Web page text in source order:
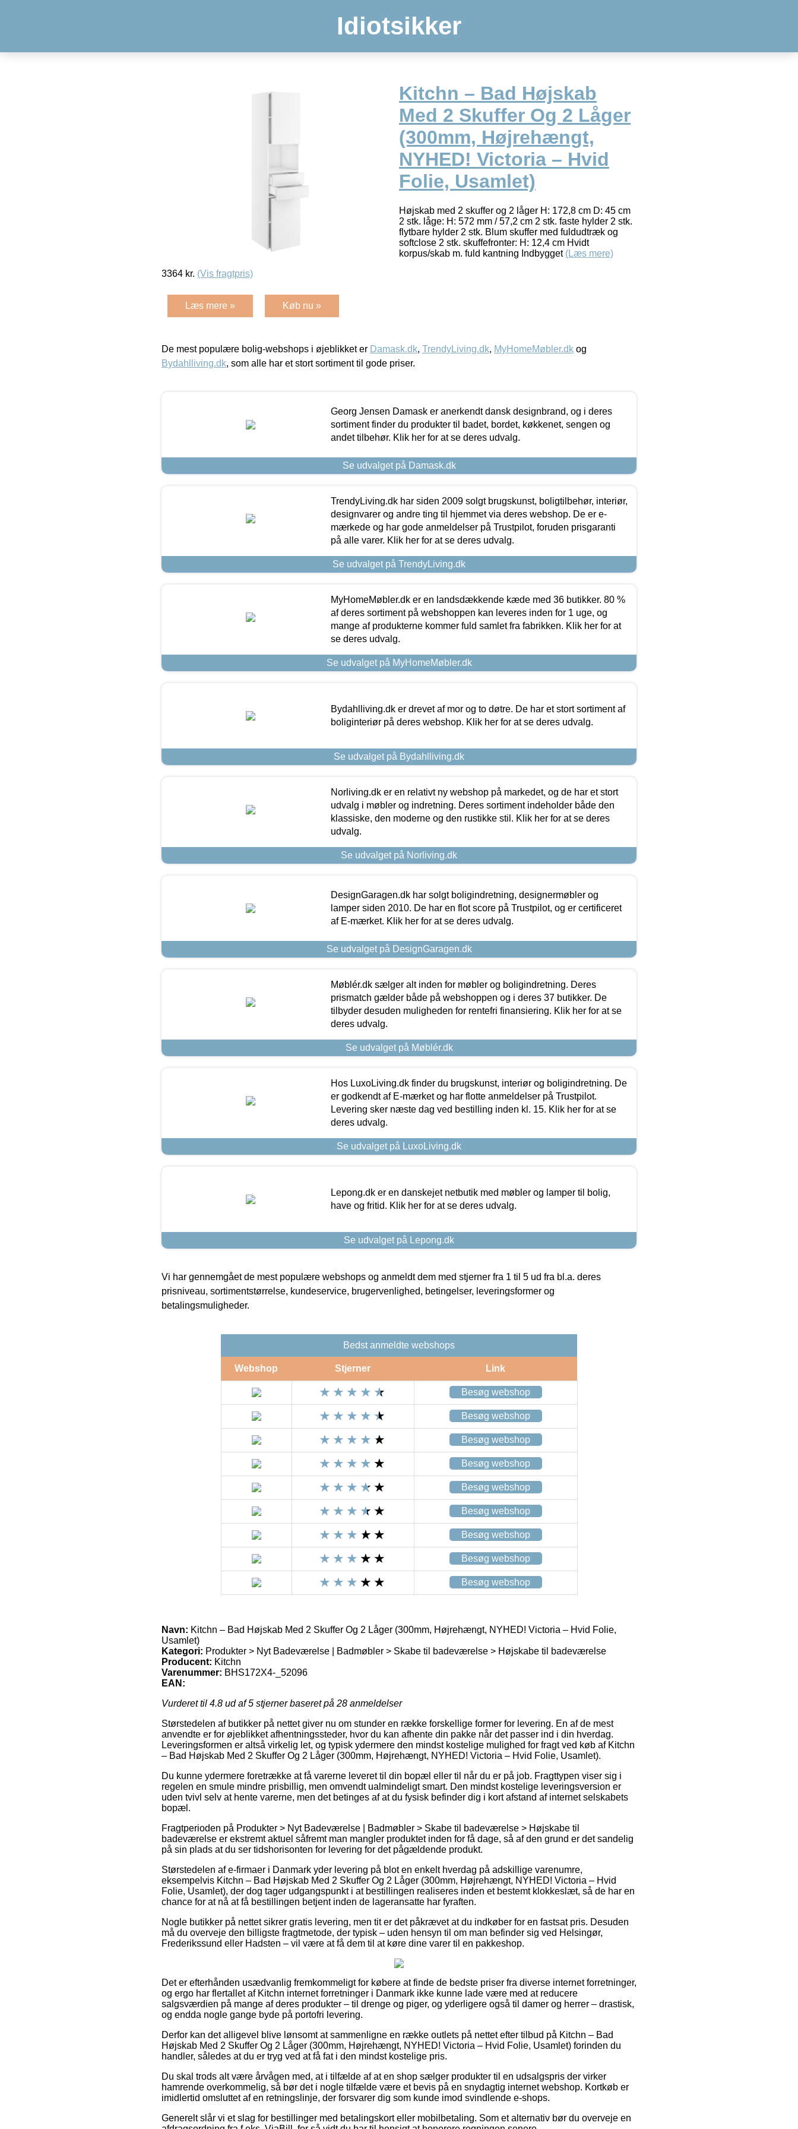
Idiotsikker
Kitchn – Bad Højskab
Med 2 Skuffer Og 2 Låger
(300mm, Højrehængt,
NYHED! Victoria – Hvid
Folie, Usamlet)
Højskab med 2 skuffer og 2 låger H: 172,8 cm D: 45 cm
2 stk. låge: H: 572 mm / 57,2 cm 2 stk. faste hylder 2 stk.
flytbare hylder 2 stk. Blum skuffer med fuldudtræk og
softclose 2 stk. skuffefronter: H: 12,4 cm Hvidt
korpus/skab m. fuld kantning Indbygget (Læs mere)
3364 kr. (Vis fragtpris)
Læs mere » Køb nu »
De mest populære bolig-webshops i øjeblikket er Damask.dk, TrendyLiving.dk, MyHomeMøbler.dk og
Bydahlliving.dk, som alle har et stort sortiment til gode priser.
Georg Jensen Damask er anerkendt dansk designbrand, og i deres
sortiment finder du produkter til badet, bordet, køkkenet, sengen og
andet tilbehør. Klik her for at se deres udvalg.
Se udvalget på Damask.dk
TrendyLiving.dk har siden 2009 solgt brugskunst, boligtilbehør, interiør,
designvarer og andre ting til hjemmet via deres webshop. De er e-
mærkede og har gode anmeldelser på Trustpilot, foruden prisgaranti
på alle varer. Klik her for at se deres udvalg.
Se udvalget på TrendyLiving.dk
MyHomeMøbler.dk er en landsdækkende kæde med 36 butikker. 80 %
af deres sortiment på webshoppen kan leveres inden for 1 uge, og
mange af produkterne kommer fuld samlet fra fabrikken. Klik her for at
se deres udvalg.
Se udvalget på MyHomeMøbler.dk
Bydahlliving.dk er drevet af mor og to døtre. De har et stort sortiment af
boliginteriør på deres webshop. Klik her for at se deres udvalg.
Se udvalget på Bydahlliving.dk
Norliving.dk er en relativt ny webshop på markedet, og de har et stort
udvalg i møbler og indretning. Deres sortiment indeholder både den
klassiske, den moderne og den rustikke stil. Klik her for at se deres
udvalg.
Se udvalget på Norliving.dk
DesignGaragen.dk har solgt boligindretning, designermøbler og
lamper siden 2010. De har en flot score på Trustpilot, og er certificeret
af E-mærket. Klik her for at se deres udvalg.
Se udvalget på DesignGaragen.dk
Møblér.dk sælger alt inden for møbler og boligindretning. Deres
prismatch gælder både på webshoppen og i deres 37 butikker. De
tilbyder desuden muligheden for rentefri finansiering. Klik her for at se
deres udvalg.
Se udvalget på Møblér.dk
Hos LuxoLiving.dk finder du brugskunst, interiør og boligindretning. De
er godkendt af E-mærket og har flotte anmeldelser på Trustpilot.
Levering sker næste dag ved bestilling inden kl. 15. Klik her for at se
deres udvalg.
Se udvalget på LuxoLiving.dk
Lepong.dk er en danskejet netbutik med møbler og lamper til bolig,
have og fritid. Klik her for at se deres udvalg.
Se udvalget på Lepong.dk
Vi har gennemgået de mest populære webshops og anmeldt dem med stjerner fra 1 til 5 ud fra bl.a. deres
prisniveau, sortimentstørrelse, kundeservice, brugervenlighed, betingelser, leveringsformer og
betalingsmuligheder.
Bedst anmeldte webshops
Webshop Stjerner Link
Besøg webshop
Besøg webshop
Besøg webshop
Besøg webshop
Besøg webshop
Besøg webshop
Besøg webshop
Besøg webshop
Besøg webshop
Navn: Kitchn – Bad Højskab Med 2 Skuffer Og 2 Låger (300mm, Højrehængt, NYHED! Victoria – Hvid Folie,
Usamlet)
Kategori: Produkter > Nyt Badeværelse | Badmøbler > Skabe til badeværelse > Højskabe til badeværelse
Producent: Kitchn
Varenummer: BHS172X4-_52096
EAN:
Vurderet til 4.8 ud af 5 stjerner baseret på 28 anmeldelser
Størstedelen af butikker på nettet giver nu om stunder en række forskellige former for levering. En af de mest
anvendte er for øjeblikket afhentningssteder, hvor du kan afhente din pakke når det passer ind i din hverdag.
Leveringsformen er altså virkelig let, og typisk ydermere den mindst kostelige mulighed for fragt ved køb af Kitchn
– Bad Højskab Med 2 Skuffer Og 2 Låger (300mm, Højrehængt, NYHED! Victoria – Hvid Folie, Usamlet).
Du kunne ydermere foretrække at få varerne leveret til din bopæl eller til når du er på job. Fragttypen viser sig i
regelen en smule mindre prisbillig, men omvendt ualmindeligt smart. Den mindst kostelige leveringsversion er
uden tvivl selv at hente varerne, men det betinges af at du fysisk befinder dig i kort afstand af internet selskabets
bopæl.
Fragtperioden på Produkter > Nyt Badeværelse | Badmøbler > Skabe til badeværelse > Højskabe til
badeværelse er ekstremt aktuel såfremt man mangler produktet inden for få dage, så af den grund er det sandelig
på sin plads at du ser tidshorisonten for levering for det pågældende produkt.
Størstedelen af e-firmaer i Danmark yder levering på blot en enkelt hverdag på adskillige varenumre,
eksempelvis Kitchn – Bad Højskab Med 2 Skuffer Og 2 Låger (300mm, Højrehængt, NYHED! Victoria – Hvid
Folie, Usamlet), der dog tager udgangspunkt i at bestillingen realiseres inden et bestemt klokkeslæt, så de har en
chance for at nå at få bestillingen betjent inden de lageransatte har fyraften.
Nogle butikker på nettet sikrer gratis levering, men tit er det påkrævet at du indkøber for en fastsat pris. Desuden
må du overveje den billigste fragtmetode, der typisk – uden hensyn til om man befinder sig ved Helsingør,
Frederikssund eller Hadsten – vil være at få dem til at køre dine varer til en pakkeshop.
Det er efterhånden usædvanlig fremkommeligt for købere at finde de bedste priser fra diverse internet forretninger,
og ergo har flertallet af Kitchn internet forretninger i Danmark ikke kunne lade være med at reducere
salgsværdien på mange af deres produkter – til drenge og piger, og yderligere også til damer og herrer – drastisk,
og endda nogle gange byde på portofri levering.
Derfor kan det alligevel blive lønsomt at sammenligne en række outlets på nettet efter tilbud på Kitchn – Bad
Højskab Med 2 Skuffer Og 2 Låger (300mm, Højrehængt, NYHED! Victoria – Hvid Folie, Usamlet) forinden du
handler, således at du er tryg ved at få fat i den mindst kostelige pris.
Du skal trods alt være årvågen med, at i tilfælde af at en shop sælger produkter til en udsalgspris der virker
hamrende overkommelig, så bør det i nogle tilfælde være et bevis på en snydagtig internet webshop. Kortkøb er
imidlertid omsluttet af en retningslinje, der forsvarer dig som kunde imod svindlende e-shops.
Generelt slår vi et slag for bestillinger med betalingskort eller mobilbetaling. Som et alternativ bør du overveje en